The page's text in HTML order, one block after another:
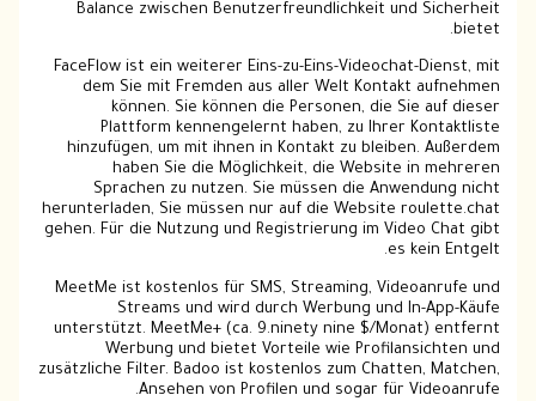
Balance zwischen Benutzerfreundlichkeit und Sicherheit
bietet.
FaceFlow ist ein weiterer Eins-zu-Eins-Videochat-Dienst, mit
dem Sie mit Fremden aus aller Welt Kontakt aufnehmen
können. Sie können die Personen, die Sie auf dieser
Plattform kennengelernt haben, zu Ihrer Kontaktliste
hinzufügen, um mit ihnen in Kontakt zu bleiben. Außerdem
haben Sie die Möglichkeit, die Website in mehreren
Sprachen zu nutzen. Sie müssen die Anwendung nicht
herunterladen, Sie müssen nur auf die Website roulette.chat
gehen. Für die Nutzung und Registrierung im Video Chat gibt
es kein Entgelt.
MeetMe ist kostenlos für SMS, Streaming, Videoanrufe und
Streams und wird durch Werbung und In-App-Käufe
unterstützt. MeetMe+ (ca. 9.ninety nine $/Monat) entfernt
Werbung und bietet Vorteile wie Profilansichten und
zusätzliche Filter. Badoo ist kostenlos zum Chatten, Matchen,
Ansehen von Profilen und sogar für Videoanrufe.